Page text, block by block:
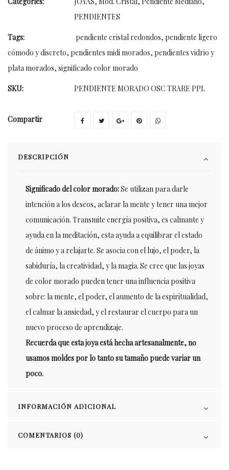
PENDIENTES
Tags: pendiente cristal redondos, pendiente ligero
cómodo y discreto, pendientes midi morados, pendientes vidrio y
plata morados, significado color morado
SKU: PENDIENTE MORADO OSC TRARE PPL
Compartir
DESCRIPCIÓN
Significado del color morado:Se utilizan para darle
intención a los deseos, aclarar la mente y tener una mejor
comunicación. Transmite energía positiva, es calmante y
ayuda en la meditación, esta ayuda a equilibrar el estado
de ánimo y a relajarte. Se asocia con el lujo, el poder, la
sabiduría, la creatividad, y la magia. Se cree que las joyas
de color morado pueden tener una influencia positiva
sobre: la mente, el poder, el aumento de la espiritualidad,
el calmar la ansiedad, y el restaurar el cuerpo para un
nuevo proceso de aprendizaje.
Recuerda que esta joya está hecha artesanalmente, no
usamos moldes por lo tanto su tamaño puede variar un
poco.
INFORMACIÓN ADICIONAL
COMENTARIOS (0)